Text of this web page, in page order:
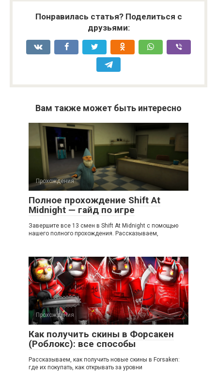
Понравилась статья? Поделиться с
друзьями:
Вам также может быть интересно
Прохождения
Полное прохождение Shift At
Midnight — гайд по игре
Завершите все 13 смен в Shift At Midnight с помощью
нашего полного прохождения. Рассказываем,
Прохождения
Как получить скины в Форсакен
(Роблокс): все способы
Рассказываем, как получить новые скины в Forsaken:
где их покупать, как открывать за уровни